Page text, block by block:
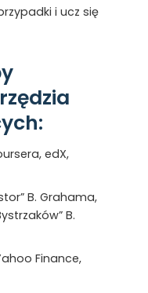
i ucz się
edX,
B. Grahama,
B.
Finance,